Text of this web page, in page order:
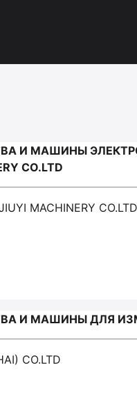
И МАШИНЫ
CO.LTD
MACHINERY CO.LTD
И МАШИНЫ ДЛЯ
СО.LTD